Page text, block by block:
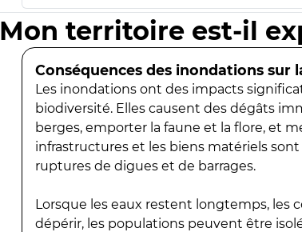
Mon territoire est-il
Conséquences des inondations sur
Les inondations ont des impacts
biodiversité. Elles causent des dégâts
berges, emporter la faune et la flore, et
infrastructures et les biens matériels
ruptures de digues et de barrages.
Lorsque les eaux restent longtemps, les
dépérir, les populations peuvent être